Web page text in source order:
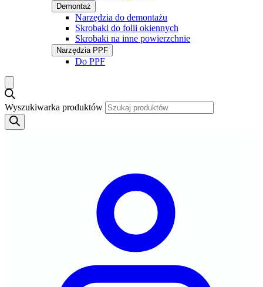
Demontaż
Narzędzia do demontażu
Skrobaki do folii okiennych
Skrobaki na inne powierzchnie
Narzędzia PPF
Do PPF
Wyszukiwarka produktów